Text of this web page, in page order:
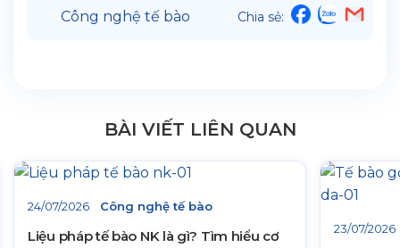
Công nghệ tế bào Chia sẻ:
BÀI VIẾT LIÊN QUAN
24/07/2026 Công nghệ tế bào
Liệu pháp tế bào NK là gì? Tìm hiểu cơ
23/07/2026